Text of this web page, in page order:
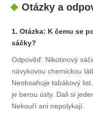
Otázky a
1. Otázka: K čemu se
sáčky?
Odpověď: Nikotinový
návykovou chemickou
Neobsahuje tabákový
je berou ústy. Dali si
Nekouří ani nepolykají.